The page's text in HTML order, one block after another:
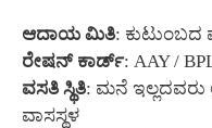
ಆದಾಯ ಮಿತಿ: ಕುಟುಂಬದ
ರೇಷನ್ ಕಾರ್ಡ್: AAY /
ವಸತಿ ಸ್ಥಿತಿ: ಮನೆ
ವಾಸಸ್ಥಳ